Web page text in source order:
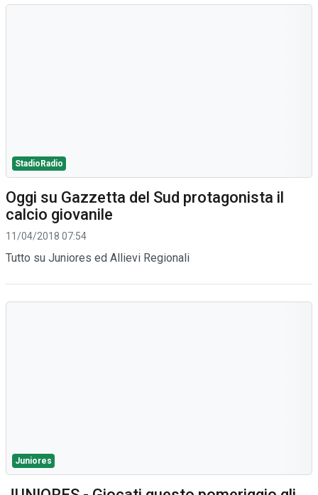
StadioRadio
Oggi su Gazzetta del Sud protagonista il
calcio giovanile
11/04/2018 07:54
Tutto su Juniores ed Allievi Regionali
Juniores